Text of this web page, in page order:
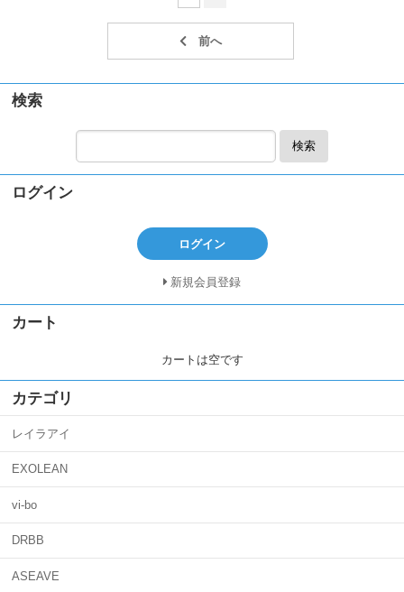
検索
検索
ログイン
ログイン
新規会員登録
カート
カートは空です
カテゴリ
レイラアイ
EXOLEAN
vi-bo
DRBB
ASEAVE